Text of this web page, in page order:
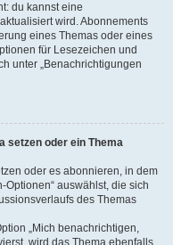
du kannst eine
wird. Abonnements
eines Themas oder eines
für Lesezeichen und
unter „Benachrichtigungen
setzen oder ein Thema
oder es abonnieren, in dem
auswählst, die sich
des Themas
„Mich benachrichtigen,
wird das Thema ebenfalls